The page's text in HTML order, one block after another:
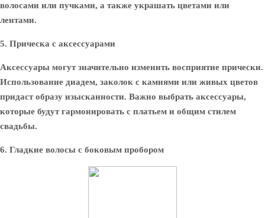
волосами или пучками, а также украшать цветами или
лентами.
5. Прическа с аксессуарами
Аксессуары могут значительно изменить восприятие прически.
Использование диадем, заколок с камнями или живых цветов
придаст образу изысканности. Важно выбрать аксессуары,
которые будут гармонировать с платьем и общим стилем
свадьбы.
6. Гладкие волосы с боковым пробором